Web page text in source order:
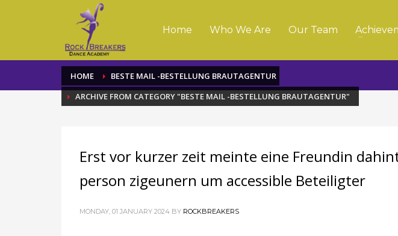
Home Who We Are Our Team
HOME
BESTE MAIL -BESTELLUNG BRAUTAGENTUR
ARCHIVE FROM CATEGORY "BESTE MAIL -BESTELLUNG BRAUTAGENTUR"
Erst vor kurzer zeit meinte eine Freundin
person zigeunern um accessible Beteiligter
MONDAY, 01 JANUARY 2024 BY ROCKBREAKERS